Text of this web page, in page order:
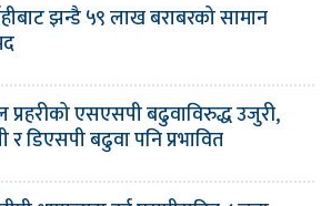
झन्डै ५९ लाख बराबरको सामान
प्रहरीको एसएसपी बढुवाविरुद्ध उजुरी,
र डिएसपी बढुवा पनि प्रभावित